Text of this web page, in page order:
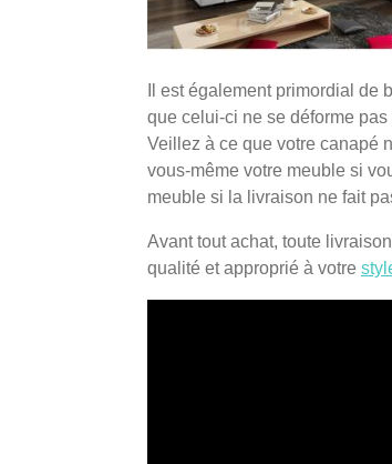
Il est également primordial
que celui-ci ne se déforme pas
Veillez à ce que votre canapé
vous-même votre meuble si
meuble si la livraison ne fait
Avant tout achat, toute
qualité et approprié à votre